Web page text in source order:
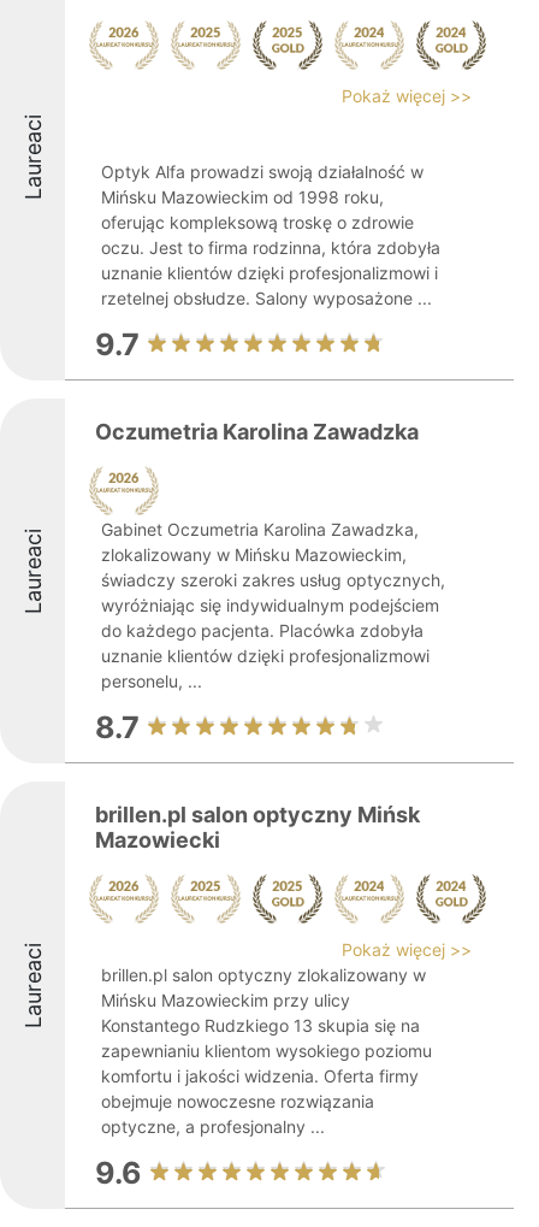
Laureaci
Pokaż więcej >>
Optyk Alfa prowadzi swoją działalność w
Mińsku Mazowieckim od 1998 roku,
oferując kompleksową troskę o zdrowie
oczu. Jest to firma rodzinna, która zdobyła
uznanie klientów dzięki profesjonalizmowi i
rzetelnej obsłudze. Salony wyposażone ...
9.7
Laureaci
Oczumetria Karolina Zawadzka
Gabinet Oczumetria Karolina Zawadzka,
zlokalizowany w Mińsku Mazowieckim,
świadczy szeroki zakres usług optycznych,
wyróżniając się indywidualnym podejściem
do każdego pacjenta. Placówka zdobyła
uznanie klientów dzięki profesjonalizmowi
personelu, ...
8.7
Laureaci
brillen.pl salon optyczny Mińsk
Mazowiecki
Pokaż więcej >>
brillen.pl salon optyczny zlokalizowany w
Mińsku Mazowieckim przy ulicy
Konstantego Rudzkiego 13 skupia się na
zapewnianiu klientom wysokiego poziomu
komfortu i jakości widzenia. Oferta firmy
obejmuje nowoczesne rozwiązania
optyczne, a profesjonalny ...
9.6